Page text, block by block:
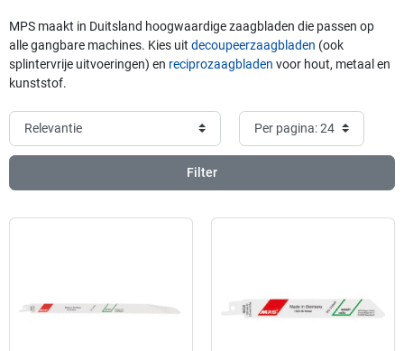
MPS maakt in Duitsland hoogwaardige zaagbladen die passen op
alle gangbare machines. Kies uit decoupeerzaagbladen (ook
splintervrije uitvoeringen) en reciprozaagbladen voor hout, metaal en
kunststof.
Filter